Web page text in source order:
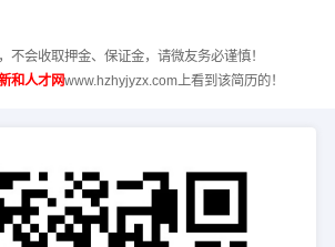
不会收取押金、保证金，请微友务必谨慎！
和人才网www.hzhyjyzx.com上看到该简历的！